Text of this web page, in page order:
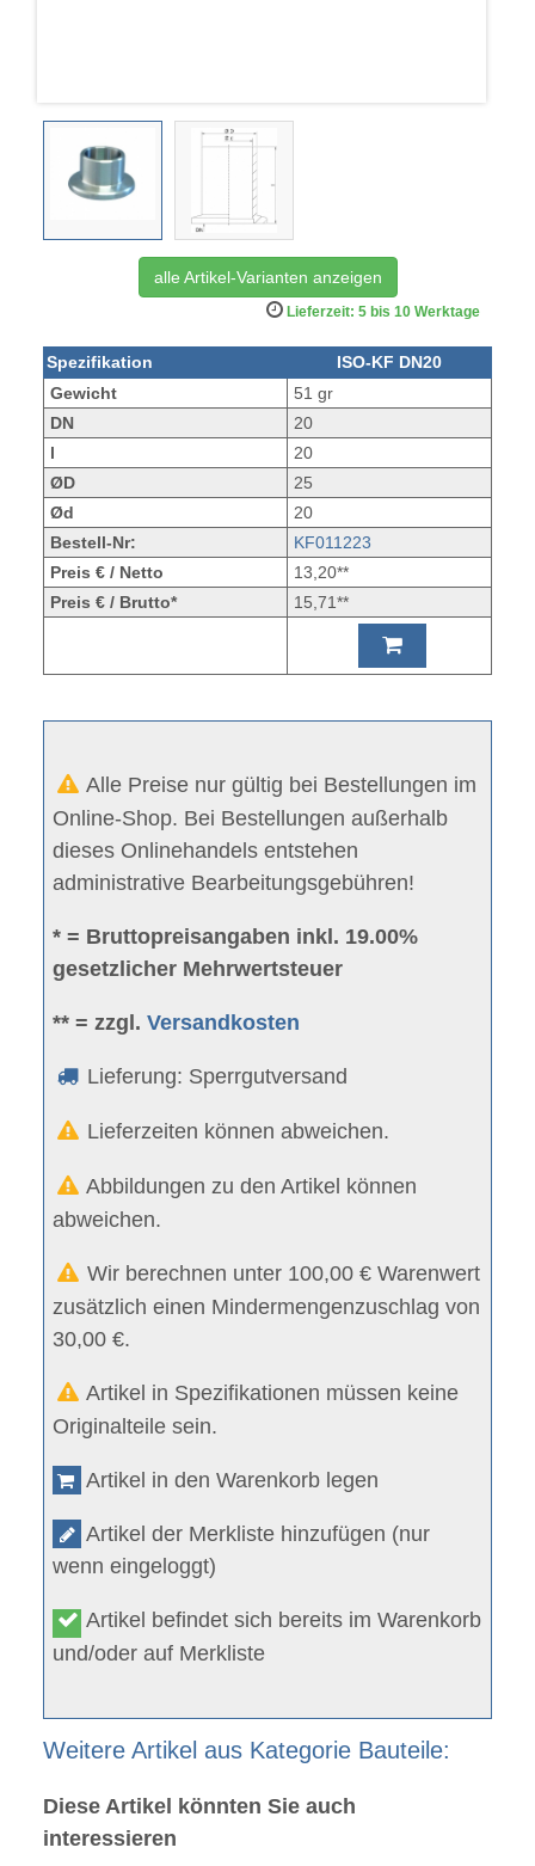
alle Artikel-Varianten anzeigen
Lieferzeit: 5 bis 10 Werktage
Spezifikation
ISO-KF DN20
Gewicht
51 gr
DN
20
l
20
ØD
25
Ød
20
Bestell-Nr:
KF011223
Preis € / Netto
13,20**
Preis € / Brutto*
15,71**
Alle Preise nur gültig bei Bestellungen im
Online-Shop. Bei Bestellungen außerhalb
dieses Onlinehandels entstehen
administrative Bearbeitungsgebühren!
* = Bruttopreisangaben inkl. 19.00%
gesetzlicher Mehrwertsteuer
** = zzgl.Versandkosten
Lieferung: Sperrgutversand
Lieferzeiten können abweichen.
Abbildungen zu den Artikel können
abweichen.
Wir berechnen unter 100,00 € Warenwert
zusätzlich einen Mindermengenzuschlag von
30,00 €.
Artikel in Spezifikationen müssen keine
Originalteile sein.
Artikel in den Warenkorb legen
Artikel der Merkliste hinzufügen (nur
wenn eingeloggt)
Artikel befindet sich bereits im Warenkorb
und/oder auf Merkliste
Weitere Artikel aus Kategorie Bauteile:
Diese Artikel könnten Sie auch
interessieren